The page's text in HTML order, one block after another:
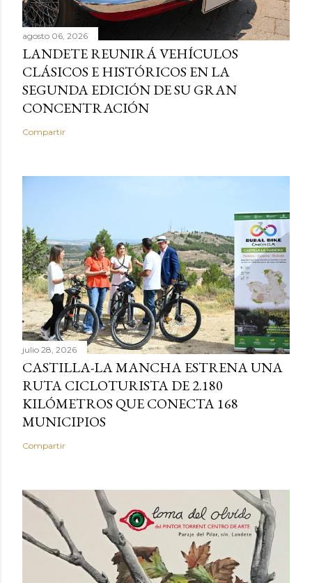
agosto 06, 2026
LANDETE REUNIRÁ VEHÍCULOS
CLÁSICOS E HISTÓRICOS EN LA
SEGUNDA EDICIÓN DE SU GRAN
CONCENTRACIÓN
Compartir
julio 28, 2026
CASTILLA-LA MANCHA ESTRENA UNA
RUTA CICLOTURISTA DE 2.180
KILÓMETROS QUE CONECTA 168
MUNICIPIOS
Compartir